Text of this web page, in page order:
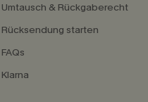
Umtausch & Rückgaberecht
Rücksendung starten
FAQs
Klarna